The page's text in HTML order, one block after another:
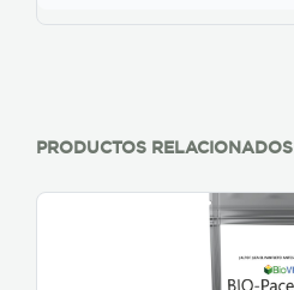
PRODUCTOS RELACIONADOS